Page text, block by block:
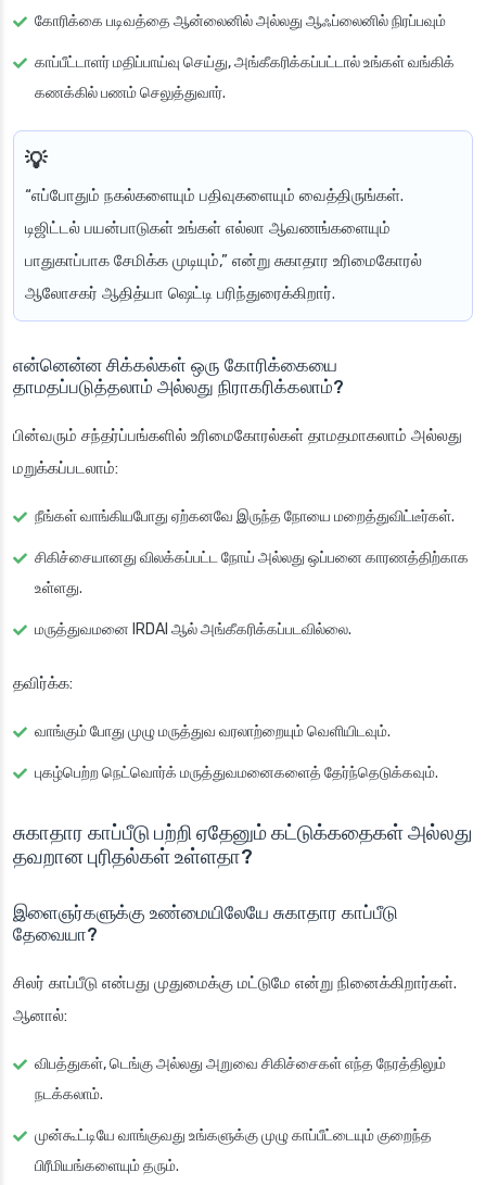
கோரிக்கை படிவத்தை ஆன்லைனில் அல்லது ஆஃப்லைனில் நிரப்பவும்
காப்பீட்டாளர் மதிப்பாய்வு செய்து, அங்கீகரிக்கப்பட்டால் உங்கள் வங்கிக்
கணக்கில் பணம் செலுத்துவார்.
“எப்போதும் நகல்களையும் பதிவுகளையும் வைத்திருங்கள்.
டிஜிட்டல் பயன்பாடுகள் உங்கள் எல்லா ஆவணங்களையும்
பாதுகாப்பாக சேமிக்க முடியும்,” என்று சுகாதார உரிமைகோரல்
ஆலோசகர் ஆதித்யா ஷெட்டி பரிந்துரைக்கிறார்.
என்னென்ன சிக்கல்கள் ஒரு கோரிக்கையை
தாமதப்படுத்தலாம் அல்லது நிராகரிக்கலாம்?
பின்வரும் சந்தர்ப்பங்களில் உரிமைகோரல்கள் தாமதமாகலாம் அல்லது
மறுக்கப்படலாம்:
நீங்கள் வாங்கியபோது ஏற்கனவே இருந்த நோயை மறைத்துவிட்டீர்கள்.
சிகிச்சையானது விலக்கப்பட்ட நோய் அல்லது ஒப்பனை காரணத்திற்காக
உள்ளது.
மருத்துவமனை IRDAI ஆல் அங்கீகரிக்கப்படவில்லை.
தவிர்க்க:
வாங்கும் போது முழு மருத்துவ வரலாற்றையும் வெளியிடவும்.
புகழ்பெற்ற நெட்வொர்க் மருத்துவமனைகளைத் தேர்ந்தெடுக்கவும்.
சுகாதார காப்பீடு பற்றி ஏதேனும் கட்டுக்கதைகள் அல்லது
தவறான புரிதல்கள் உள்ளதா?
இளைஞர்களுக்கு உண்மையிலேயே சுகாதார காப்பீடு
தேவையா?
சிலர் காப்பீடு என்பது முதுமைக்கு மட்டுமே என்று நினைக்கிறார்கள்.
ஆனால்:
விபத்துகள், டெங்கு அல்லது அறுவை சிகிச்சைகள் எந்த நேரத்திலும்
நடக்கலாம்.
முன்கூட்டியே வாங்குவது உங்களுக்கு முழு காப்பீட்டையும் குறைந்த
பிரீமியங்களையும் தரும்.